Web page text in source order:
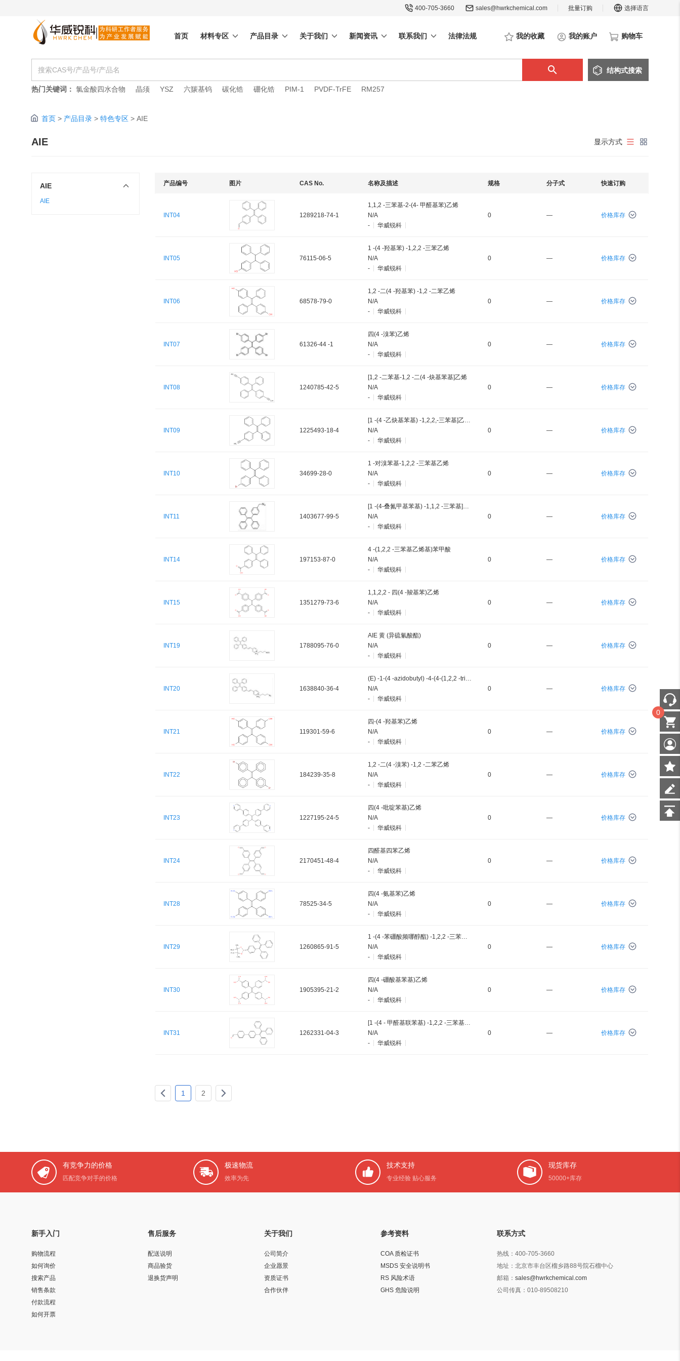
批量订购 选择语言
400-705-3660 sales@hwrkchemical.com
首页 材料专区 产品目录 关于我们 新闻资讯 联系我们 法律法规 我的收藏 我的账户 购物车
结构式搜索
热门关键词： 氯金酸四水合物 晶须 YSZ 六羰基钨 碳化锆 硼化锆 PIM-1 PVDF-TrFE RM257
首页 > 产品目录 > 特色专区 > AIE
AIE 显示方式
AIE
AIE
产品编号 图片 CAS No. 名称及描述 规格 分子式 快速订购
INT04 1289218-74-1
1,1,2 -三苯基-2-(4- 甲醛基苯)乙烯
N/A
-
华威锐科
0 — 价格库存
INT05 76115-06-5
1 -(4 -羟基苯) -1,2,2 -三苯乙烯
N/A
-
华威锐科
0 — 价格库存
INT06 68578-79-0
1,2 -二(4 -羟基苯) -1,2 -二苯乙烯
N/A
-
华威锐科
0 — 价格库存
INT07 61326-44 -1
四(4 -溴苯)乙烯
N/A
-
华威锐科
0 — 价格库存
INT08 1240785-42-5
[1,2 -二苯基-1,2 -二(4 -炔基苯基]乙烯
N/A
-
华威锐科
0 — 价格库存
INT09 1225493-18-4
[1 -(4 -乙炔基苯基) -1,2,2,-三苯基]乙烯 1G
N/A
-
华威锐科
0 — 价格库存
INT10 34699-28-0
1 -对溴苯基-1,2,2 -三苯基乙烯
N/A
-
华威锐科
0 — 价格库存
INT11 1403677-99-5
[1 -(4-叠氮甲基苯基) -1,1,2 -三苯基]乙烯
N/A
-
华威锐科
0 — 价格库存
INT14 197153-87-0
4 -(1,2,2 -三苯基乙烯基)苯甲酸
N/A
-
华威锐科
0 — 价格库存
INT15 1351279-73-6
1,1,2,2 - 四(4 -羧基苯)乙烯
N/A
-
华威锐科
0 — 价格库存
INT19 1788095-76-0
AIE 黄 (异硫氰酸酯)
N/A
-
华威锐科
0 — 价格库存
INT20 1638840-36-4
(E) -1-(4 -azidobutyl) -4-(4-(1,2,2 -triphenylvinyl)styryl)pyridin-1 -iumhexafluorophosphate(V)
N/A
-
华威锐科
0 — 价格库存
INT21 119301-59-6
四-(4 -羟基苯)乙烯
N/A
-
华威锐科
0 — 价格库存
INT22 184239-35-8
1,2 -二(4 -溴苯) -1,2 -二苯乙烯
N/A
-
华威锐科
0 — 价格库存
INT23 1227195-24-5
四(4 -吡啶苯基)乙烯
N/A
-
华威锐科
0 — 价格库存
INT24 2170451-48-4
四醛基四苯乙烯
N/A
-
华威锐科
0 — 价格库存
INT28 78525-34-5
四(4 -氨基苯)乙烯
N/A
-
华威锐科
0 — 价格库存
INT29 1260865-91-5
1 -(4 -苯硼酸频哪醇酯) -1,2,2 -三苯乙烯
N/A
-
华威锐科
0 — 价格库存
INT30 1905395-21-2
四(4 -硼酸基苯基)乙烯
N/A
-
华威锐科
0 — 价格库存
INT31 1262331-04-3
[1 -(4 - 甲醛基联苯基) -1,2,2 -三苯基]乙烯
N/A
-
华威锐科
0 — 价格库存
1 2
有竞争力的价格
匹配竞争对手的价格
极速物流
效率为先
技术支持
专业经验 贴心服务
现货库存
50000+库存
新手入门
购物流程
如何询价
搜索产品
销售条款
付款流程
如何开票
售后服务
配送说明
商品验货
退换货声明
关于我们
公司简介
企业愿景
资质证书
合作伙伴
参考资料
COA 质检证书
MSDS 安全说明书
RS 风险术语
GHS 危险说明
联系方式
热线： 400-705-3660
地址： 北京市丰台区榴乡路88号院石榴中心
邮箱： sales@hwrkchemical.com
公司传真： 010-89508210
0